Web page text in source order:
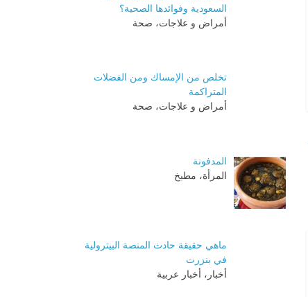
السعودية وفوائدها الصحية؟
أمراض و علاجات، صحة
تخلص من الإمساك ومن الفضلات
المتراكمة
أمراض و علاجات، صحة
المدفونة
المرأة، مطبخ
ماهي حقيقة حادث المنصة البيترولية
في بنزرت
أخبار، أخبار عربية